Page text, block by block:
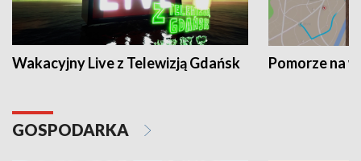
Wakacyjny Live z Telewizją Gdańsk Pomorze na
GOSPODARKA